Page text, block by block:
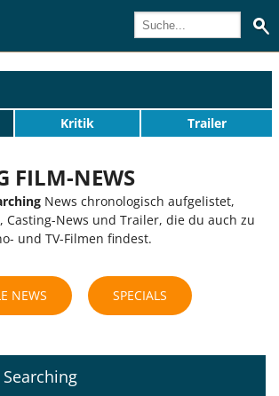
Kritik Trailer
FILM-NEWS
News chronologisch aufgelistet,
Casting-News und Trailer, die du auch zu
und TV-Filmen findest.
NEWS SPECIALS